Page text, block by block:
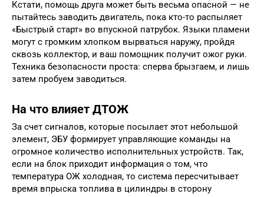
Кстати, помощь друга может быть весьма опасной — не
пытайтесь заводить двигатель, пока кто-то распыляет
«Быстрый старт» во впускной патрубок. Языки пламени
могут с громким хлопком вырваться наружу, пройдя
сквозь коллектор, и ваш помощник получит ожог руки.
Техника безопасности проста: сперва брызгаем, и лишь
затем пробуем заводиться.
На что влияет ДТОЖ
За счет сигналов, которые посылает этот небольшой
элемент, ЭБУ формирует управляющие команды на
огромное количество исполнительных устройств. Так,
если на блок приходит информация о том, что
температура ОЖ холодная, то система пересчитывает
время впрыска топлива в цилиндры в сторону